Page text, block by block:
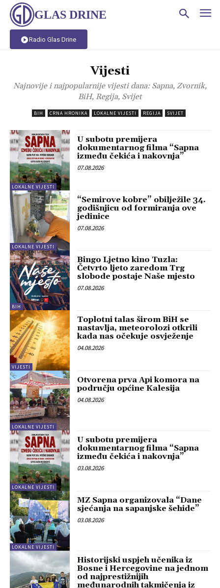
GLAS DRINE
Radio Glas Drine
Vijesti
Najnovije i najpopularnije vijesti dana: Sapna, Zvornik,
BiH, Regija, Svijet
BIH CRNA HRONIKA LOKALNE VIJESTI REGIJA SVIJET
LOKALNE VIJESTI
U subotu premijera
dokumentarnog filma “Sapna
između čekića i nakovnja”
07.08.2026
LOKALNE VIJESTI
“Semirove kobre” obilježile 34.
godišnjicu od formiranja ove
jedinice
07.08.2026
BIH
Bingo Ljetno kino Tuzla:
Četvrto ljeto zaredom Trg
slobode postaje Naše mjesto
07.08.2026
VIJESTI
Toplotni talas širom BiH se
nastavlja, meteorolozi otkrili
kada nas očekuje osvježenje
04.08.2026
LOKALNE VIJESTI
Otvorena prva Api komora na
području općine Kalesija
04.08.2026
LOKALNE VIJESTI
U subotu premijera
dokumentarnog filma “Sapna
između čekića i nakovnja”
03.08.2026
LOKALNE VIJESTI
MZ Sapna organizovala “Dane
sjećanja na sapanjske šehide”
03.08.2026
Historijski uspjeh učenika iz
Bosne i Hercegovine na jednom
od najprestižnijih
međunarodnih takmičenja iz